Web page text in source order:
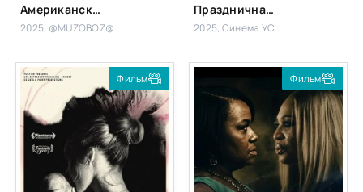
Американский засов
2025, @MUZOBOZ@
Праздничная ночь
2025, Синема УС
Фильм Фильм